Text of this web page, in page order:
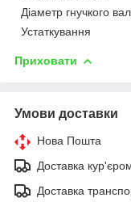
Діаметр гнучкого
Устаткування
Приховати
Умови доставки
Нова Пошта
Доставка
Доставка